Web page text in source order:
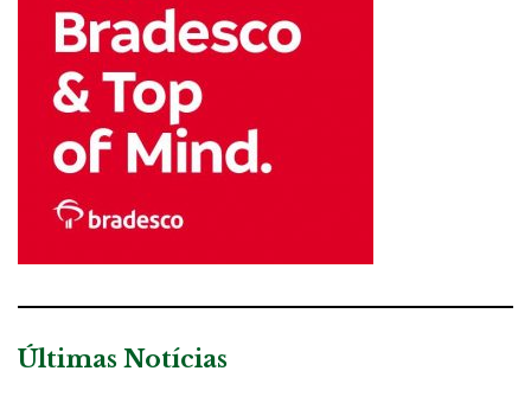
Últimas Notícias